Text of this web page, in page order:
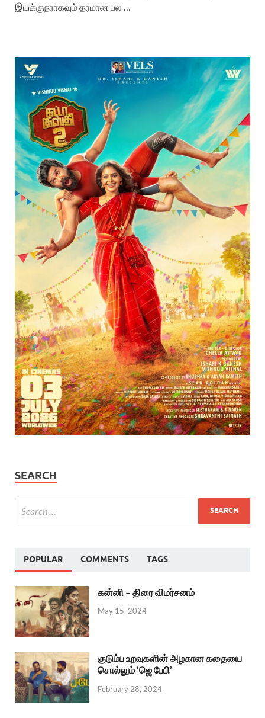
இயக்குநராகவும் தரமான பல …
SEARCH
POPULAR COMMENTS TAGS
கன்னி – திரை விமர்சனம்
May 15, 2024
குடும்ப உறவுகளின் அழகான கதையை
சொல்லும் ‘ஜெ பேபி’
February 28, 2024